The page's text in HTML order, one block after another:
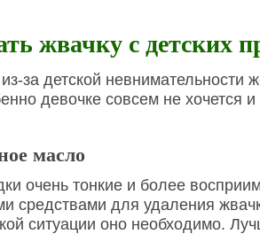
жвачку с детских
за детской
девочке совсем не хочется
масло
очень тонкие и более
средствами для удаления
ситуации оно необходимо.